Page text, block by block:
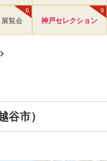
6
覧会
9
神戸セレクション
谷市）